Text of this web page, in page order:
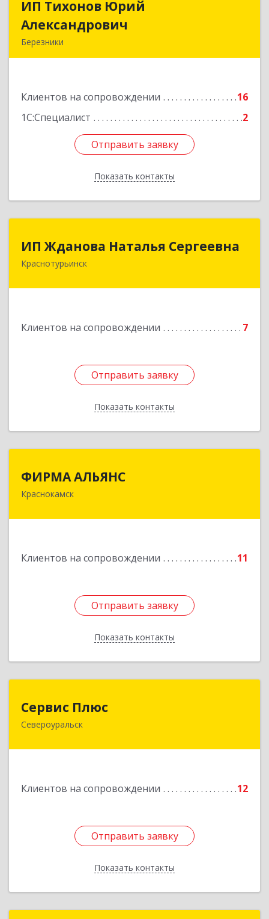
ИП Тихонов Юрий
Александрович
Березники
Клиентов на сопровождении
16
1С:Специалист
2
Отправить заявку
Показать контакты
ИП Тихонов Юрий
Подробнее
Отправить заявку
Назад
ИП Жданова Наталья Сергеевна
Краснотурьинск
Клиентов на сопровождении 7
Отправить заявку
Показать контакты
Отправить заявку
Назад
ФИРМА АЛЬЯНС
Краснокамск
Клиентов на сопровождении 11
Отправить заявку
Показать контакты
Отправить заявку
Назад
Сервис Плюс
Североуральск
Клиентов на сопровождении 12
Отправить заявку
Показать контакты
624480, Свердловская обл, Североуральск г,
Отправить заявку
Назад